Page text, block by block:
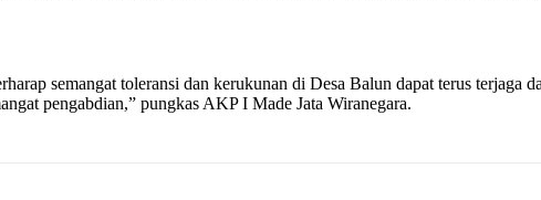
semangat toleransi dan kerukunan di Desa Balun dapat terus terjaga
pengabdian,” pungkas AKP I Made Jata Wiranegara.